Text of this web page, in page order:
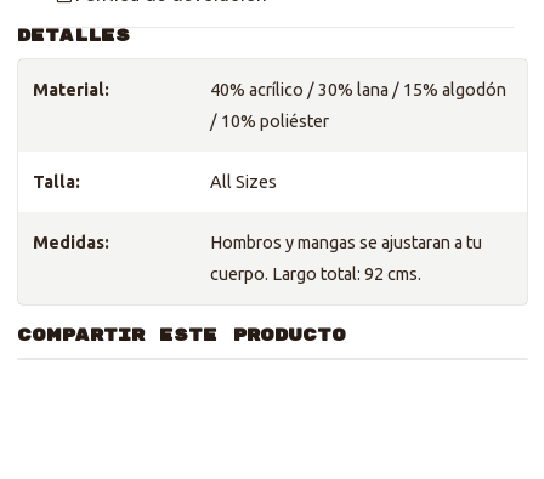
DETALLES
Material:
40% acrílico / 30% lana / 15% algodón
/ 10% poliéster
Talla: All Sizes
Medidas:
Hombros y mangas se ajustaran a tu
cuerpo. Largo total: 92 cms.
COMPARTIR ESTE PRODUCTO